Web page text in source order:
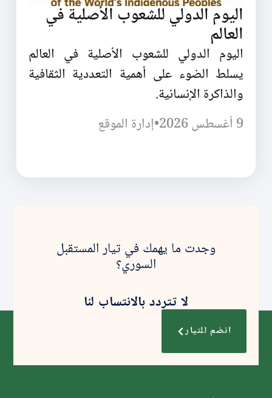
اليوم الدولي للشعوب الأصلية في
العالم
اليوم الدولي للشعوب الأصلية في العالم
يسلط الضوء على أهمية التعددية الثقافية
والذاكرة الإنسانية.
9 أغسطس 2026
•إدارة الموقع
وجدت ما يهمك في تيار المستقبل
السوري؟
لا تتردد بالانتساب لنا
انضم للتيار